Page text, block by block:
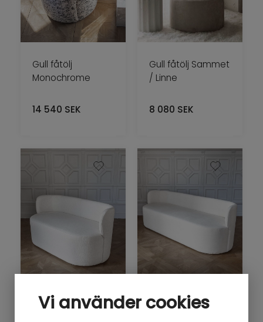
Vi använder cookies
Gull fåtölj
Monochrome
14 540 SEK
Gull fåtölj Sammet
/ Linne
8 080 SEK
Gull Lounge 140cm Gull Lounge 210cm